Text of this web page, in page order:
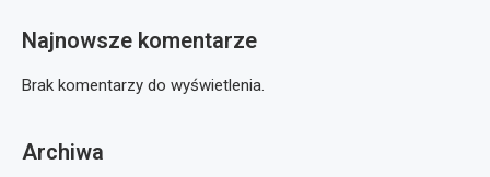
Najnowsze komentarze
Brak komentarzy do wyświetlenia.
Archiwa